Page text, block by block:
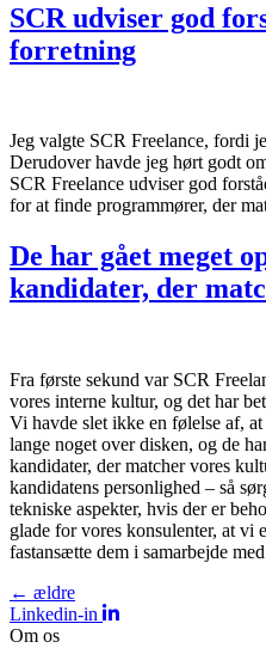
SCR udviser god
forretning
Jeg valgte SCR Freelance, fordi
Derudover havde jeg hørt godt
SCR Freelance udviser god
for at finde programmører, der
De har gået meget
kandidater, der
Fra første sekund var SCR
vores interne kultur, og det har
Vi havde slet ikke en følelse af,
lange noget over disken, og de
kandidater, der matcher vores
kandidatens personlighed – så
tekniske aspekter, hvis der er
glade for vores konsulenter, at vi
fastansætte dem i samarbejde
← ældre
Linkedin-in
Om os